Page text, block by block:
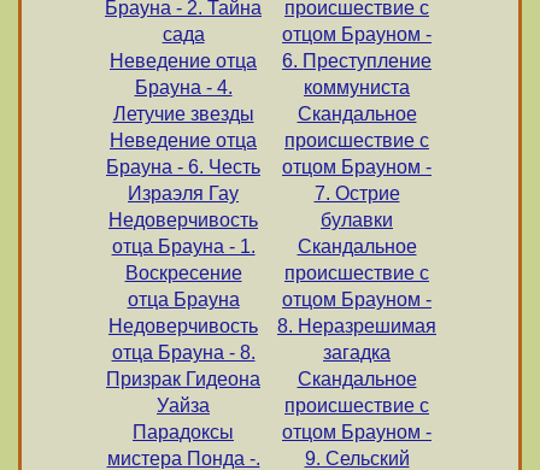
Брауна - 2. Тайна
сада
Неведение отца
Брауна - 4.
Летучие звезды
Неведение отца
Брауна - 6. Честь
Израэля Гау
Недоверчивость
отца Брауна - 1.
Воскресение
отца Брауна
Недоверчивость
отца Брауна - 8.
Призрак Гидеона
Уайза
Парадоксы
мистера Понда -.
происшествие с
отцом Брауном -
6. Преступление
коммуниста
Скандальное
происшествие с
отцом Брауном -
7. Острие
булавки
Скандальное
происшествие с
отцом Брауном -
8. Неразрешимая
загадка
Скандальное
происшествие с
отцом Брауном -
9. Сельский